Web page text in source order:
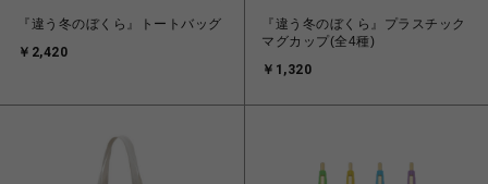
『違う冬のぼくら』トートバッグ
￥2,420
『違う冬のぼくら』プラスチック
マグカップ(全4種)
￥1,320